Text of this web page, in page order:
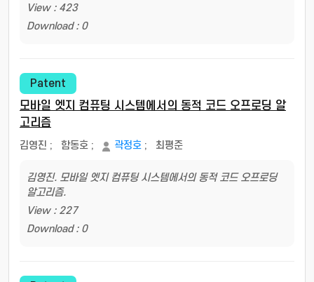
View : 423
Download : 0
Patent
모바일 엣지 컴퓨팅 시스템에서의 동적 코드 오프로딩 알
고리즘
김영진 ; 함동호 ; 곽정호 ; 최평준
김영진. 모바일 엣지 컴퓨팅 시스템에서의 동적 코드 오프로딩
알고리즘.
View : 227
Download : 0